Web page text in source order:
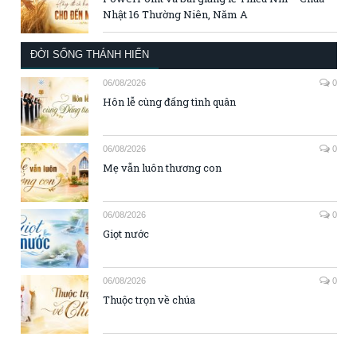
Nhật 16 Thường Niên, Năm A
ĐỜI SỐNG THÁNH HIẾN
06/08/2026 0
Hôn lễ cùng đấng tình quân
06/08/2026 0
Mẹ vẫn luôn thương con
06/08/2026 0
Giọt nước
06/08/2026 0
Thuộc trọn về chúa